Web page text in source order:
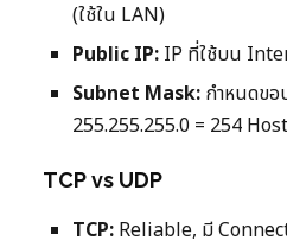
(ใช้ใน LAN)
Public IP: IP ที่ใช้บน
Subnet Mask: กำหนดข
255.255.255.0 = 254 Host
TCP vs UDP
TCP: Reliable, มี